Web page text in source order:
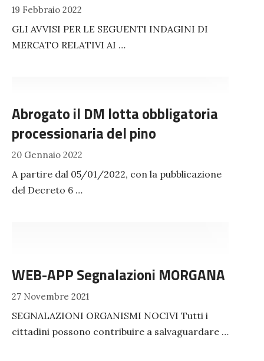
19 Febbraio 2022
GLI AVVISI PER LE SEGUENTI INDAGINI DI
MERCATO RELATIVI AI …
Abrogato il DM lotta obbligatoria
processionaria del pino
20 Gennaio 2022
A partire dal 05/01/2022, con la pubblicazione
del Decreto 6 …
WEB-APP Segnalazioni MORGANA
27 Novembre 2021
SEGNALAZIONI ORGANISMI NOCIVI Tutti i
cittadini possono contribuire a salvaguardare …